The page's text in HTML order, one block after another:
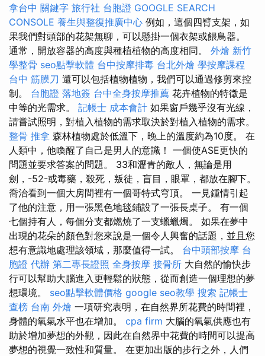
拿台中 關鍵字 旅行社 台胞證 GOOGLE SEARCH
CONSOLE 養生與整復推廣中心 例如，這個四臂支架，如
果我們對頭部的花架無聊，可以懸掛一個衣架或餵鳥器。
通常，開放容器的高度與種植植物的高度相同。 外燴 新竹
學整骨 seo點擊軟體 台中按摩排毒 台北外燴 學按摩課程
台中 筋膜刀 還可以包括植物植物，我們可以通過修剪來控
制。 台胞證 落地簽 台中全身按摩推薦 花卉植物的特徵是
中等的光需求。 記帳士 成本會計 如果窗戶幾乎沒有光線，
請嘗試照明，對植入植物的需求取決於對植入植物的需求。
整骨 推拿 森林植物處於低溫下，晚上的溫度約為10度。 在
人類中，他喚醒了自己是男人的意識！ 一個使ASE更快的
問題並要求答案的問題。 33和瀝青的敵人，無論是用
劍，-52-或毒藥，殺死，叛徒，盲目，眼罩，都放在腳下。
喬治看到一個大房間裡有一個哥特式穹頂。 一見鍾情引起
了他的注意，用一張黑色地毯鋪設了一張長桌子。 有一個
七個持有人，每個分支都燃燒了一支蠟蠟燭。 如果在夢中
出現的花朵的顏色對您來說是一個令人興奮的話題，並且您
想有意識地處理該領域，那麼值得一試。 台中頭部按摩 台
胞證 代辦 第二專長證照 全身按摩 接骨所 大自然的愉快步
行可以幫助大腦進入更輕鬆的狀態，從而創造一個理想的夢
想環境。 seo點擊軟體價格 google seo教學 搜索 記帳士
查榜 台南 外燴 一項研究表明，在自然界所花費的時間裡，
身體的氧氣水平也在增加。 cpa firm 大腦的氧氣供應也有
助於增加夢想的外觀，因此在自然界中花費的時間可以提高
夢想的視覺一致性和質量。 在更加出版的步行之外，人們